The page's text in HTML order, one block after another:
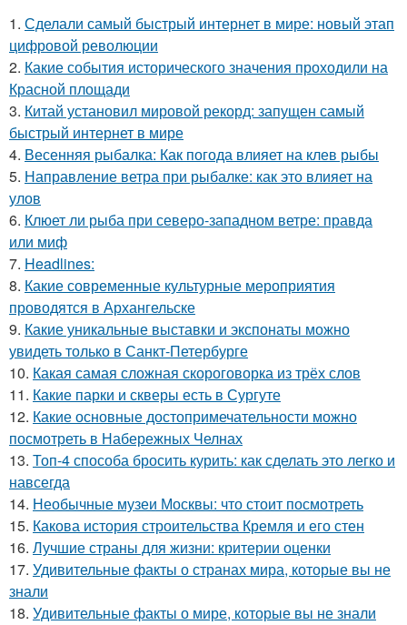
1. Сделали самый быстрый интернет в мире: новый этап
цифровой революции
2. Какие события исторического значения проходили на
Красной площади
3. Китай установил мировой рекорд: запущен самый
быстрый интернет в мире
4. Весенняя рыбалка: Как погода влияет на клев рыбы
5. Направление ветра при рыбалке: как это влияет на
улов
6. Клюет ли рыба при северо-западном ветре: правда
или миф
7. Headlines:
8. Какие современные культурные мероприятия
проводятся в Архангельске
9. Какие уникальные выставки и экспонаты можно
увидеть только в Санкт-Петербурге
10. Какая самая сложная скороговорка из трёх слов
11. Какие парки и скверы есть в Сургуте
12. Какие основные достопримечательности можно
посмотреть в Набережных Челнах
13. Топ-4 способа бросить курить: как сделать это легко и
навсегда
14. Необычные музеи Москвы: что стоит посмотреть
15. Какова история строительства Кремля и его стен
16. Лучшие страны для жизни: критерии оценки
17. Удивительные факты о странах мира, которые вы не
знали
18. Удивительные факты о мире, которые вы не знали